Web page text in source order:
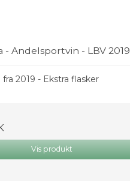
- Andelsportvin - LBV 2019
2019 - Ekstra flasker
Vis produkt